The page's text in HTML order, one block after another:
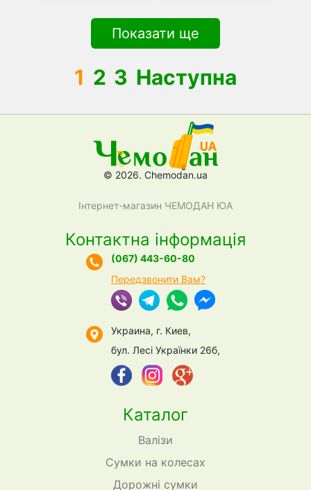
Показати ще
1 2 3 Наступна
© 2026. Chemodan.ua
Інтернет-магазин ЧЕМОДАН ЮА
Каталог
Валізи
Сумки на колесах
Дорожні сумки
Контактна інформація
(067) 443-60-80
Передзвонити Вам?
Украина, г. Киев,
бул. Лесі Українки 26б,